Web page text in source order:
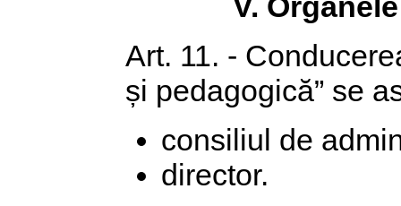
Art. 11. -
și pedagogică” se
consiliul de
director.